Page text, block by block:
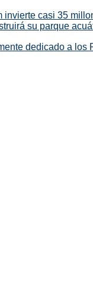
invierte casi 35
su parque
dedicado a los